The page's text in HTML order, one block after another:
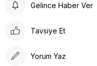
Gelince Haber Ver
Tavsiye Et
Yorum Yaz